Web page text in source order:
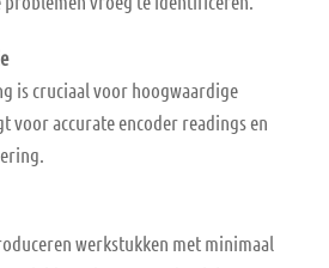
is cruciaal voor hoogwaardige
voor accurate encoder readings en
werkstukken met minimaal